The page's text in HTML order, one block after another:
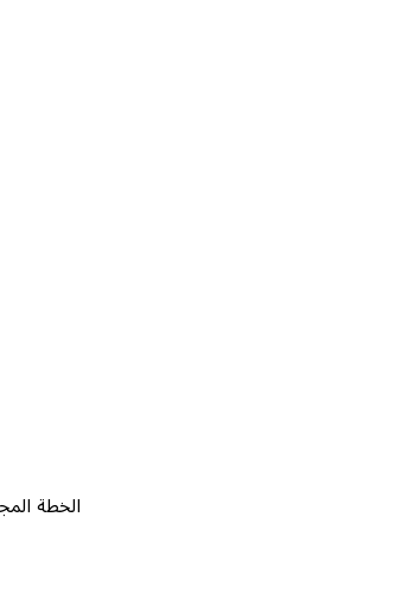
الخطة